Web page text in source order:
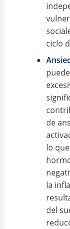
ciclo
de
lo
la
del